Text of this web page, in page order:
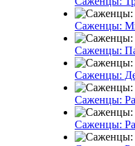
Саженцы:
Саженцы:
Саженцы:
Саженцы:
Саженцы: